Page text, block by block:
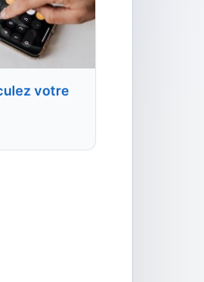
votre